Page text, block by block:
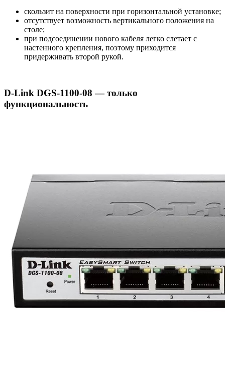
скользит на поверхности при горизонтальной установке;
отсутствует возможность вертикального положения на
столе;
при подсоединении нового кабеля легко слетает с
настенного крепления, поэтому приходится
придерживать второй рукой.
D-Link DGS-1100-08 — только
функциональность